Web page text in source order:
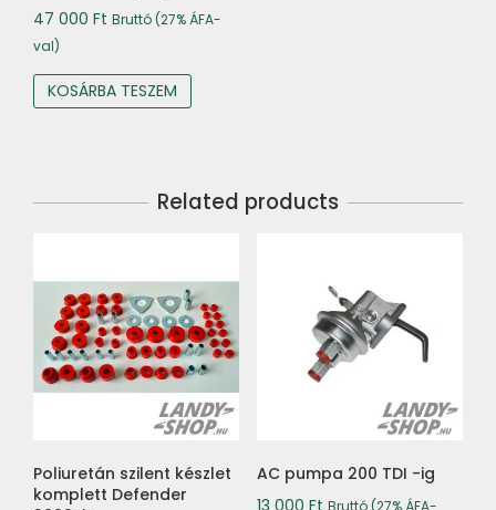
47 000 Ft Bruttó (27% ÁFA-
val)
KOSÁRBA TESZEM
Related products
Poliuretán szilent készlet
komplett Defender
AC pumpa 200 TDI -ig
13 000 Ft Bruttó (27% ÁFA-